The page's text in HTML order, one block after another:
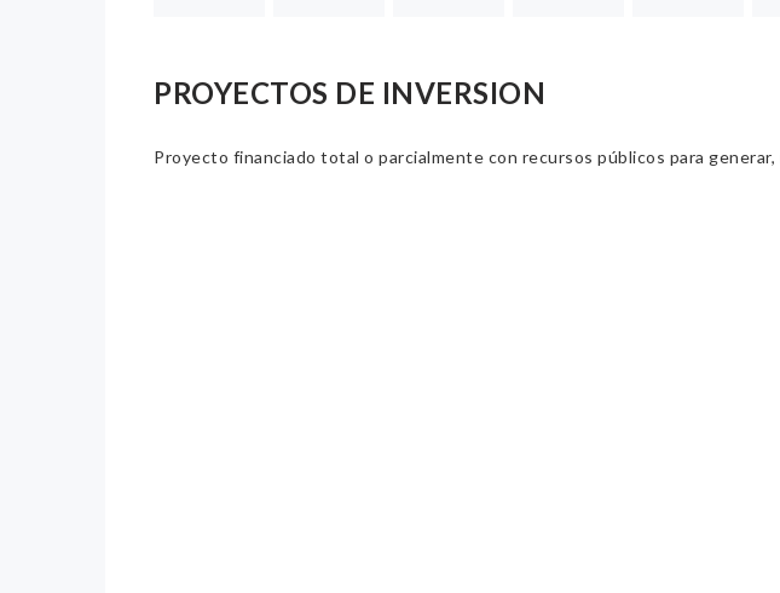
PROYECTOS DE INVERSION
Proyecto financiado total o parcialmente con recursos públicos para